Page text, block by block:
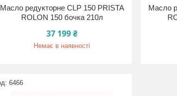
Масло редукторне CLP 150 PRISTA
ROLON 150 бочка 210л
37 199 ₴
Немає в наявності
Масло
6466